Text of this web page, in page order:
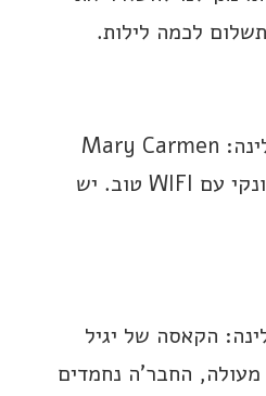
לכמה לילות.
מיקום נהדר, חדר גדול ונקי עם WIFI טוב. יש
החבר’ה נחמדים